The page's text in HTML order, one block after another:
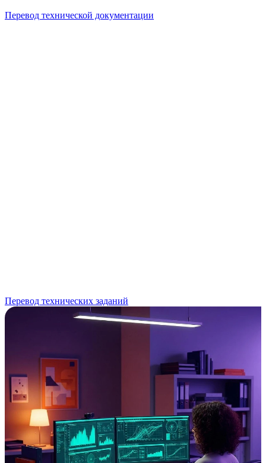
Перевод технической документации
Перевод технических заданий